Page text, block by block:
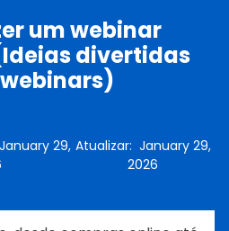
um webinar
divertidas
January 29, Atualizar: January 29,
2026